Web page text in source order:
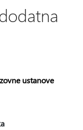
ustanove